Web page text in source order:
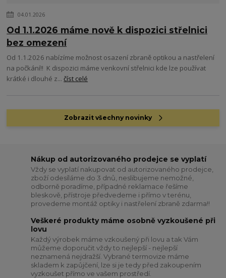
04.01.2026
Od 1.1.2026 máme nově k dispozici střelnici
bez omezení
Od 1.1.2026 nabízíme možnost osazení zbraně optikou a nastřelení
na počkání!! K dispozici máme venkovní střelnici kde lze používat
krátké i dlouhé z...číst celé
Zobrazit všechny novinky
Nákup od autorizovaného prodejce se vyplatí
Vždy se vyplatí nakupovat od autorizovaného prodejce,
zboží odesíláme do 3 dnů, neslibujeme nemožné,
odborně poradíme, případné reklamace řešíme
bleskově, přístroje předvedeme i přímo v terénu,
provedeme montáž optiky i nastřelení zbraně zdarma!!
Veškeré produkty máme osobně vyzkoušené při
lovu
Každý výrobek máme vzkoušený při lovu a tak Vám
můžeme doporučit vždy to nejlepší - nejlepší
neznamená nejdražší. Vybrané termovize máme
skladem k zapůjčení, lze si je tedy před zakoupením
vyzkoušet přímo ve vašem prostředí.